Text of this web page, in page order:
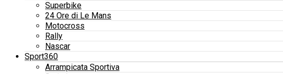
Superbike
24 Ore di Le Mans
Motocross
Rally
Nascar
Sport360
Arrampicata Sportiva